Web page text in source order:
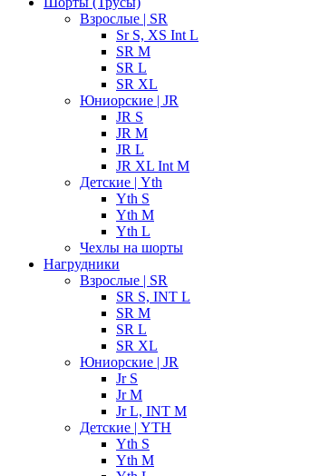
Взрослые | SR
Sr S, XS Int L
SR M
SR L
SR XL
Юниорские | JR
JR S
JR M
JR L
JR XL Int M
Детские | Yth
Yth S
Yth M
Yth L
Чехлы на шорты
Нагрудники
Взрослые | SR
SR S, INT L
SR M
SR L
SR XL
Юниорские | JR
Jr S
Jr M
Jr L, INT M
Детские | YTH
Yth S
Yth M